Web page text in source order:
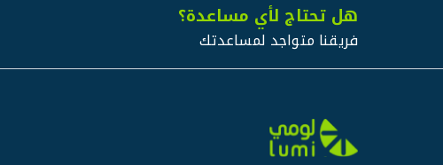
هل تحتاج لأي مساعدة؟
فريقنا متواجد لمساعدتك